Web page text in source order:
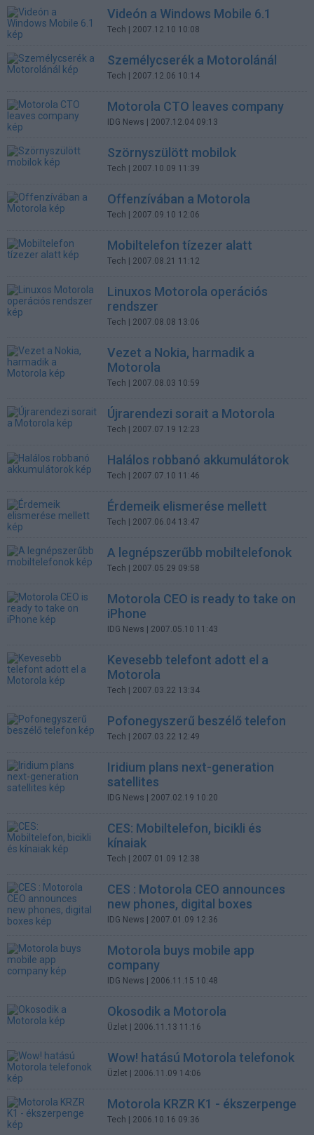
Videón a Windows Mobile 6.1
Tech | 2007.12.10 10:08
Személycserék a Motorolánál
Tech | 2007.12.06 10:14
Motorola CTO leaves company
IDG News | 2007.12.04 09:13
Szörnyszülött mobilok
Tech | 2007.10.09 11:39
Offenzívában a Motorola
Tech | 2007.09.10 12:06
Mobiltelefon tízezer alatt
Tech | 2007.08.21 11:12
Linuxos Motorola operációs
rendszer
Tech | 2007.08.08 13:06
Vezet a Nokia, harmadik a
Motorola
Tech | 2007.08.03 10:59
Újrarendezi sorait a Motorola
Tech | 2007.07.19 12:23
Halálos robbanó akkumulátorok
Tech | 2007.07.10 11:46
Érdemeik elismerése mellett
Tech | 2007.06.04 13:47
A legnépszerűbb mobiltelefonok
Tech | 2007.05.29 09:58
Motorola CEO is ready to take on
iPhone
IDG News | 2007.05.10 11:43
Kevesebb telefont adott el a
Motorola
Tech | 2007.03.22 13:34
Pofonegyszerű beszélő telefon
Tech | 2007.03.22 12:49
Iridium plans next-generation
satellites
IDG News | 2007.02.19 10:20
CES: Mobiltelefon, bicikli és
kínaiak
Tech | 2007.01.09 12:38
CES : Motorola CEO announces
new phones, digital boxes
IDG News | 2007.01.09 12:36
Motorola buys mobile app
company
IDG News | 2006.11.15 10:48
Okosodik a Motorola
Üzlet | 2006.11.13 11:16
Wow! hatású Motorola telefonok
Üzlet | 2006.11.09 14:06
Motorola KRZR K1 - ékszerpenge
Tech | 2006.10.16 09:36